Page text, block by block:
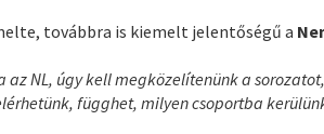
továbbra is kiemelt jelentőségű a
az NL, úgy kell megközelítenünk a
függhet, milyen csoportba